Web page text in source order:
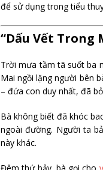
để sử dụng trong tiểu
“Dấu Vết Trong
Trời mưa tầm tã suốt ba
Mai ngồi lặng người bên
– đứa con duy nhất, đã
Bà không biết đã khóc
ngoài đường. Người ta
này khác.